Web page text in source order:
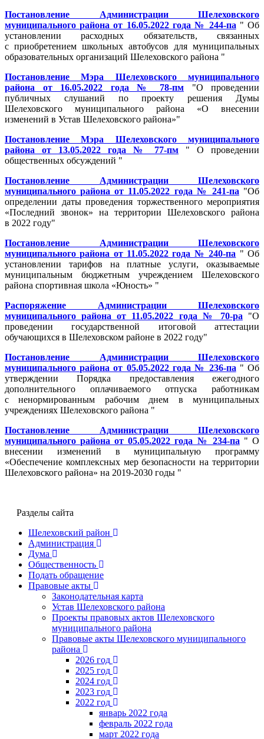
Постановление Администрации Шелеховского
муниципального района от 16.05.2022 года № 244-па " Об
установлении расходных обязательств, связанных
с приобретением школьных автобусов для муниципальных
образовательных организаций Шелеховского района "
Постановление Мэра Шелеховского муниципального
района от 16.05.2022 года № 78-пм "О проведении
публичных слушаний по проекту решения Думы
Шелеховского муниципального района «О внесении
изменений в Устав Шелеховского района»"
Постановление Мэра Шелеховского муниципального
района от 13.05.2022 года № 77-пм " О проведении
общественных обсуждений "
Постановление Администрации Шелеховского
муниципального района от 11.05.2022 года № 241-па "Об
определении даты проведения торжественного мероприятия
«Последний звонок» на территории Шелеховского района
в 2022 году"
Постановление Администрации Шелеховского
муниципального района от 11.05.2022 года № 240-па " Об
установлении тарифов на платные услуги, оказываемые
муниципальным бюджетным учреждением Шелеховского
района спортивная школа «Юность» "
Распоряжение Администрации Шелеховского
муниципального района от 11.05.2022 года № 70-ра "О
проведении государственной итоговой аттестации
обучающихся в Шелеховском районе в 2022 году"
Постановление Администрации Шелеховского
муниципального района от 05.05.2022 года № 236-па " Об
утверждении Порядка предоставления ежегодного
дополнительного оплачиваемого отпуска работникам
с ненормированным рабочим днем в муниципальных
учреждениях Шелеховского района "
Постановление Администрации Шелеховского
муниципального района от 05.05.2022 года № 234-па " О
внесении изменений в муниципальную программу
«Обеспечение комплексных мер безопасности на территории
Шелеховского района» на 2019-2030 годы "
Разделы сайта
Шелеховский район
Администрация
Дума
Общественность
Подать обращение
Правовые акты
Законодательная карта
Устав Шелеховского района
Проекты правовых актов Шелеховского
муниципального района
Правовые акты Шелеховского муниципального
района
2026 год
2025 год
2024 год
2023 год
2022 год
январь 2022 года
февраль 2022 года
март 2022 года